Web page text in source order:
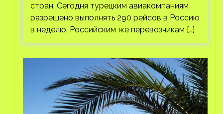
стран. Сегодня турецким авиакомпаниям
разрешено выполнять 290 рейсов в Россию
в неделю. Российским же перевозчикам […]